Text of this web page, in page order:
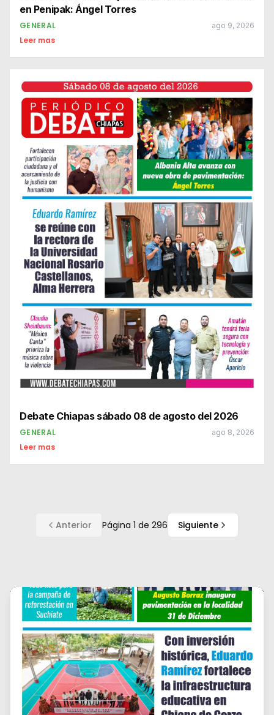
en Penipak: Ángel Torres
GENERAL ago 9, 2026
Leer mas
Debate Chiapas sábado 08 de agosto del 2026
GENERAL ago 8, 2026
Leer mas
Anterior Página 1 de 296 Siguiente